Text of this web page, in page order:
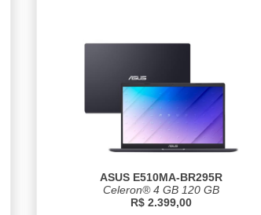
ASUS E510MA-BR295R
Celeron® 4 GB 120 GB
R$ 2.399,00